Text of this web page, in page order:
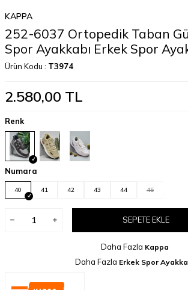
KAPPA
252-6037 Ortopedik Taban
Spor Ayakkabı Erkek Spor
Ürün Kodu : T3974
2.580,00 TL
Renk
Numara
40 41 42 43 44 45
SEPETE EKLE
Daha Fazla Kappa
Daha Fazla Erkek Spor